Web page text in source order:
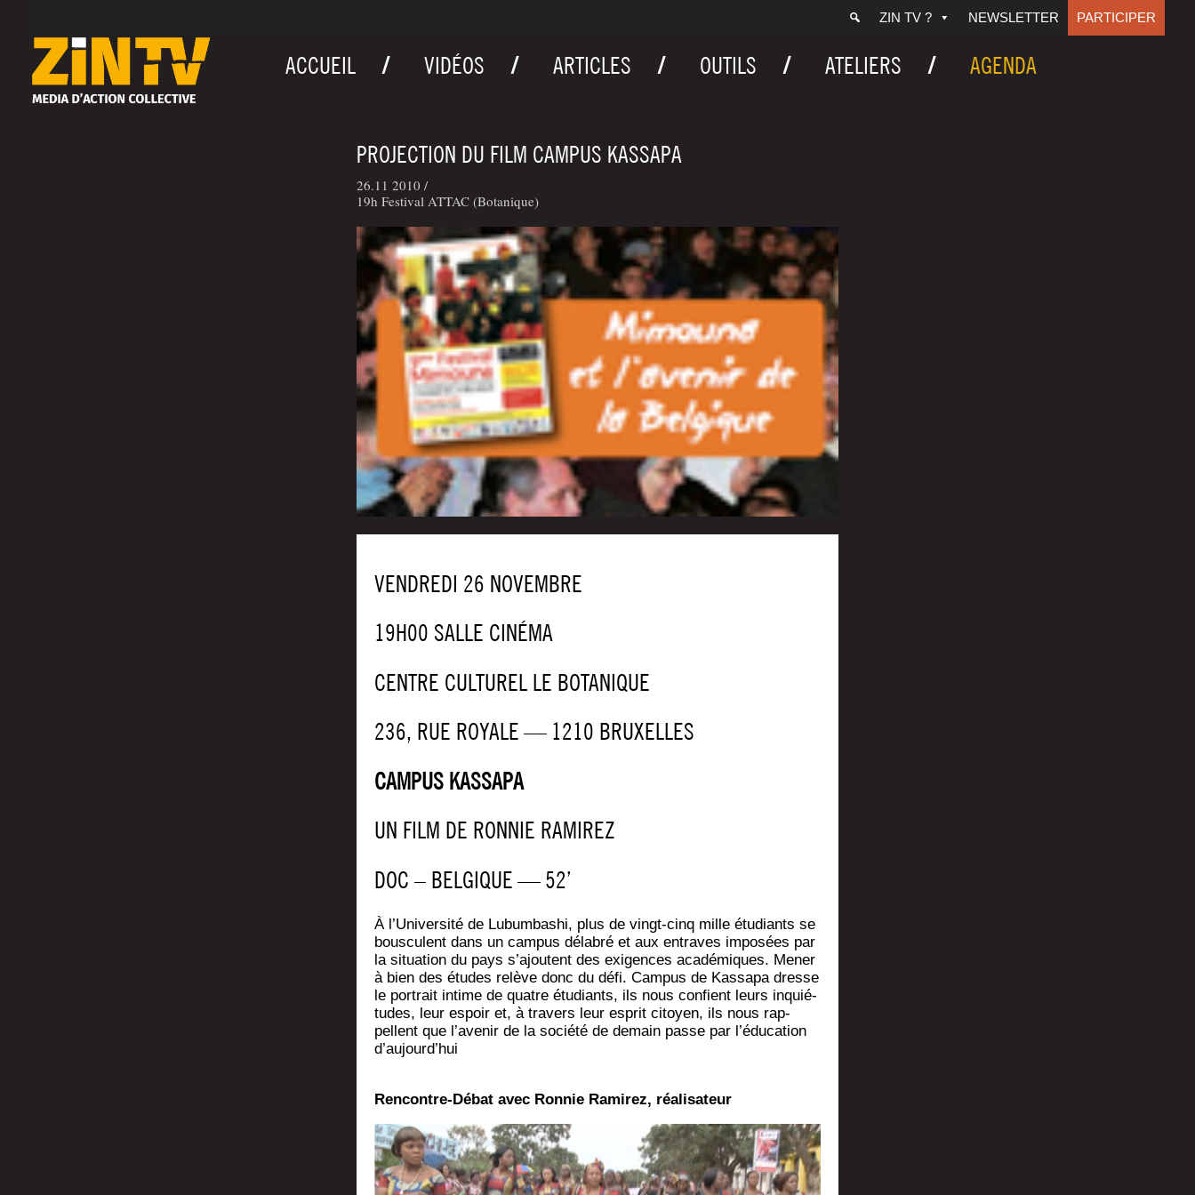
ZIN TV ? NEWSLETTER PARTICIPER
ACCUEIL VIDÉOS ARTICLES OUTILS ATELIERS AGENDA
PROJECTION DU FILM CAMPUS KASSAPA
26.11 2010 /
19h Festival ATTAC (Botanique)
VENDREDI 26 NOVEMBRE
19H00 SALLE CINÉMA
CENTRE CULTU­REL LE BOTANIQUE
236, RUE ROYALE — 1210 BRUXELLES
CAMPUS KASSAPA
UN FILM DE RON­NIE RAMIREZ
DOC – BEL­GIQUE — 52’
À l’Université de Lubum­ba­shi, plus de vingt-cinq mille étu­diants se
bous­culent dans un cam­pus déla­bré et aux entraves impo­sées par
la situa­tion du pays s’ajoutent des exi­gences aca­dé­miques. Mener
à bien des études relève donc du défi. Cam­pus de Kas­sa­pa dresse
le por­trait intime de quatre étu­diants, ils nous confient leurs inquié­
tudes, leur espoir et, à tra­vers leur esprit citoyen, ils nous rap­
pellent que l’avenir de la socié­té de demain passe par l’éducation
d’aujourd’hui
Ren­contre-Débat avec Ron­nie Rami­rez, réa­li­sa­teur